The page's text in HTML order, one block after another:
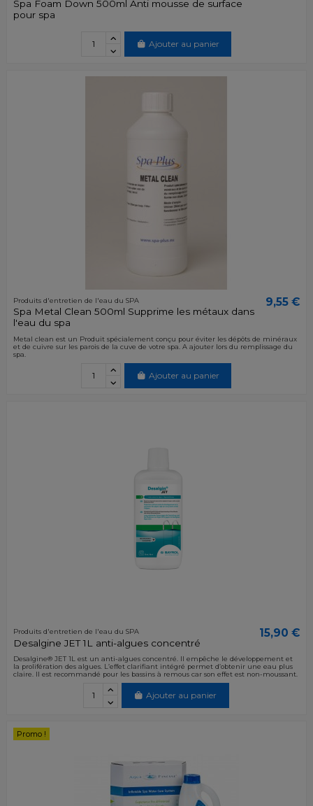
Spa Foam Down 500ml Anti mousse de surface
pour spa
Ajouter au panier
Produits d'entretien de l'eau du SPA
Spa Metal Clean 500ml Supprime les métaux dans
l'eau du spa
9,55 €
Metal clean est un Produit spécialement conçu pour éviter les dépôts de minéraux
et de cuivre sur les parois de la cuve de votre spa. A ajouter lors du remplissage du
spa.
Ajouter au panier
Produits d'entretien de l'eau du SPA
Desalgine JET 1L anti-algues concentré
15,90 €
Desalgine® JET 1L est un anti-algues concentré. Il empêche le développement et
la prolifération des algues. L’effet clarifiant intégré permet d’obtenir une eau plus
claire. Il est recommandé pour les bassins à remous car son effet est non-moussant.
Ajouter au panier
Promo !